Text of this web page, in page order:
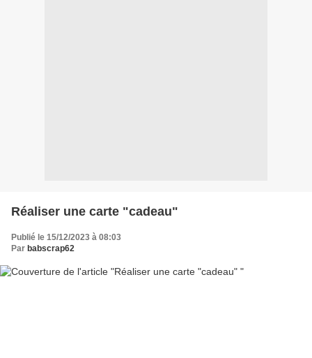
Réaliser une carte "cadeau"
Publié le 15/12/2023 à 08:03
Par babscrap62